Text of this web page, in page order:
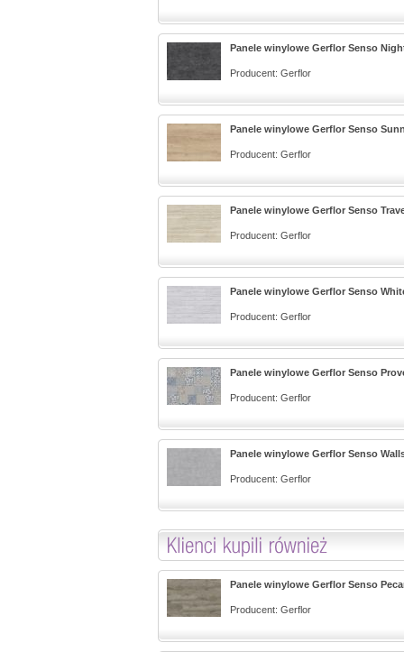
Panele winylowe Gerflor Senso
Producent: Gerflor
Panele winylowe Gerflor Senso
Producent: Gerflor
Panele winylowe Gerflor Senso
Producent: Gerflor
Panele winylowe Gerflor Senso
Producent: Gerflor
Panele winylowe Gerflor Senso
Producent: Gerflor
Panele winylowe Gerflor Senso
Producent: Gerflor
Panele winylowe Gerflor Senso
Producent: Gerflor